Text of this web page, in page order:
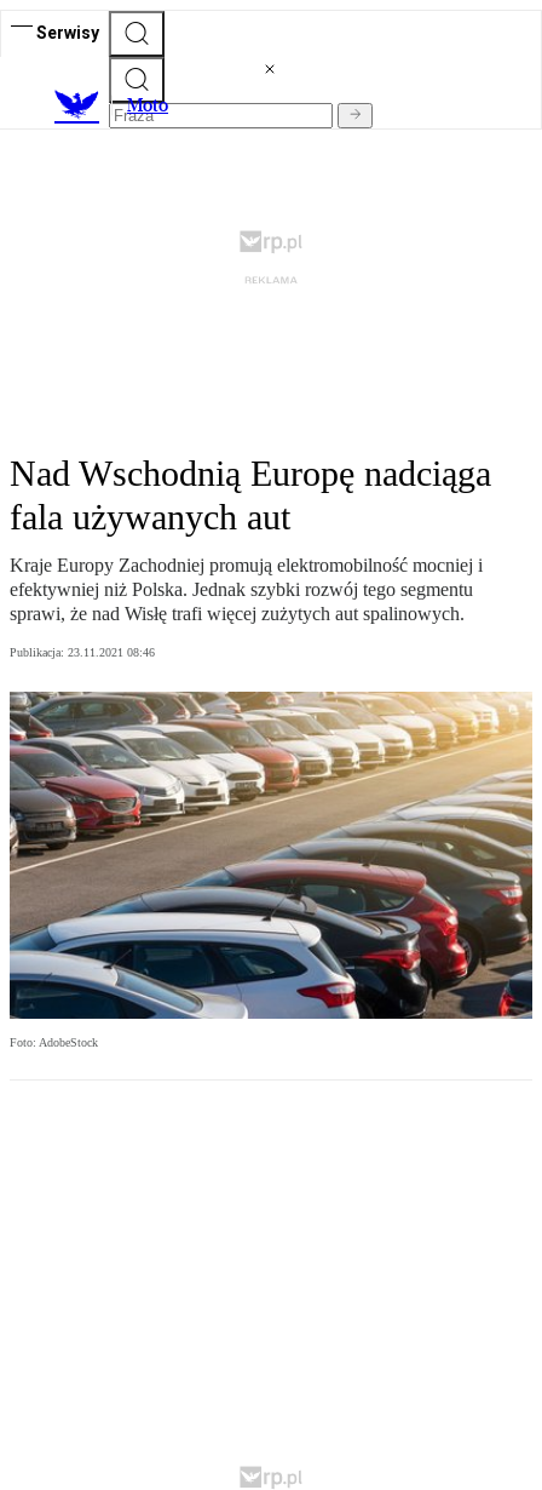
Serwisy
Moto
Nad Wschodnią Europę nadciąga
fala używanych aut
Kraje Europy Zachodniej promują elektromobilność mocniej i
efektywniej niż Polska. Jednak szybki rozwój tego segmentu
sprawi, że nad Wisłę trafi więcej zużytych aut spalinowych.
Publikacja: 23.11.2021 08:46
Foto: AdobeStock